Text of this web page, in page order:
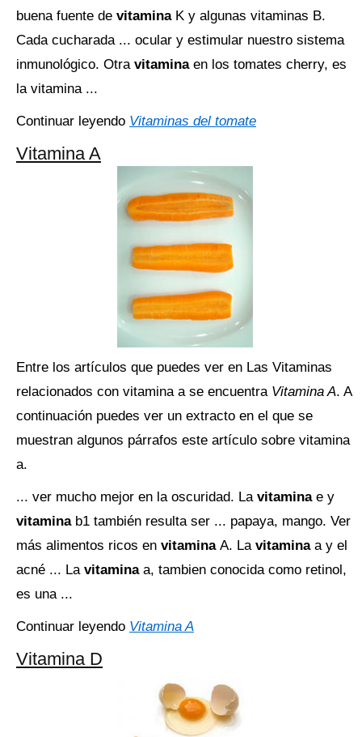
buena fuente de vitamina K y algunas vitaminas B.
Cada cucharada ... ocular y estimular nuestro sistema
inmunológico. Otra vitamina en los tomates cherry, es
la vitamina ...
Continuar leyendo Vitaminas del tomate
Vitamina A
Entre los artículos que puedes ver en Las Vitaminas
relacionados con vitamina a se encuentra Vitamina A. A
continuación puedes ver un extracto en el que se
muestran algunos párrafos este artículo sobre vitamina
a.
... ver mucho mejor en la oscuridad. La vitamina e y
vitamina b1 también resulta ser ... papaya, mango. Ver
más alimentos ricos en vitamina A. La vitamina a y el
acné ... La vitamina a, tambien conocida como retinol,
es una ...
Continuar leyendo Vitamina A
Vitamina D